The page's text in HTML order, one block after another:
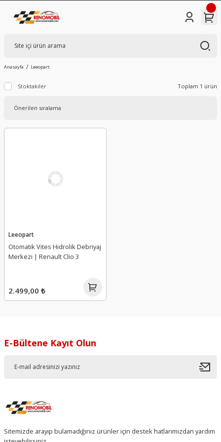
Anasayfa Leeopart
Stoktakiler Toplam 1 ürün
Leeopart
Otomatik Vites Hidrolik Debriyaj
Merkezi | Renault Clio 3
2.499,00 ₺
E-Bültene Kayıt Olun
Sitemizde arayıp bulamadığınız ürünler için destek hatlarımızdan yardım